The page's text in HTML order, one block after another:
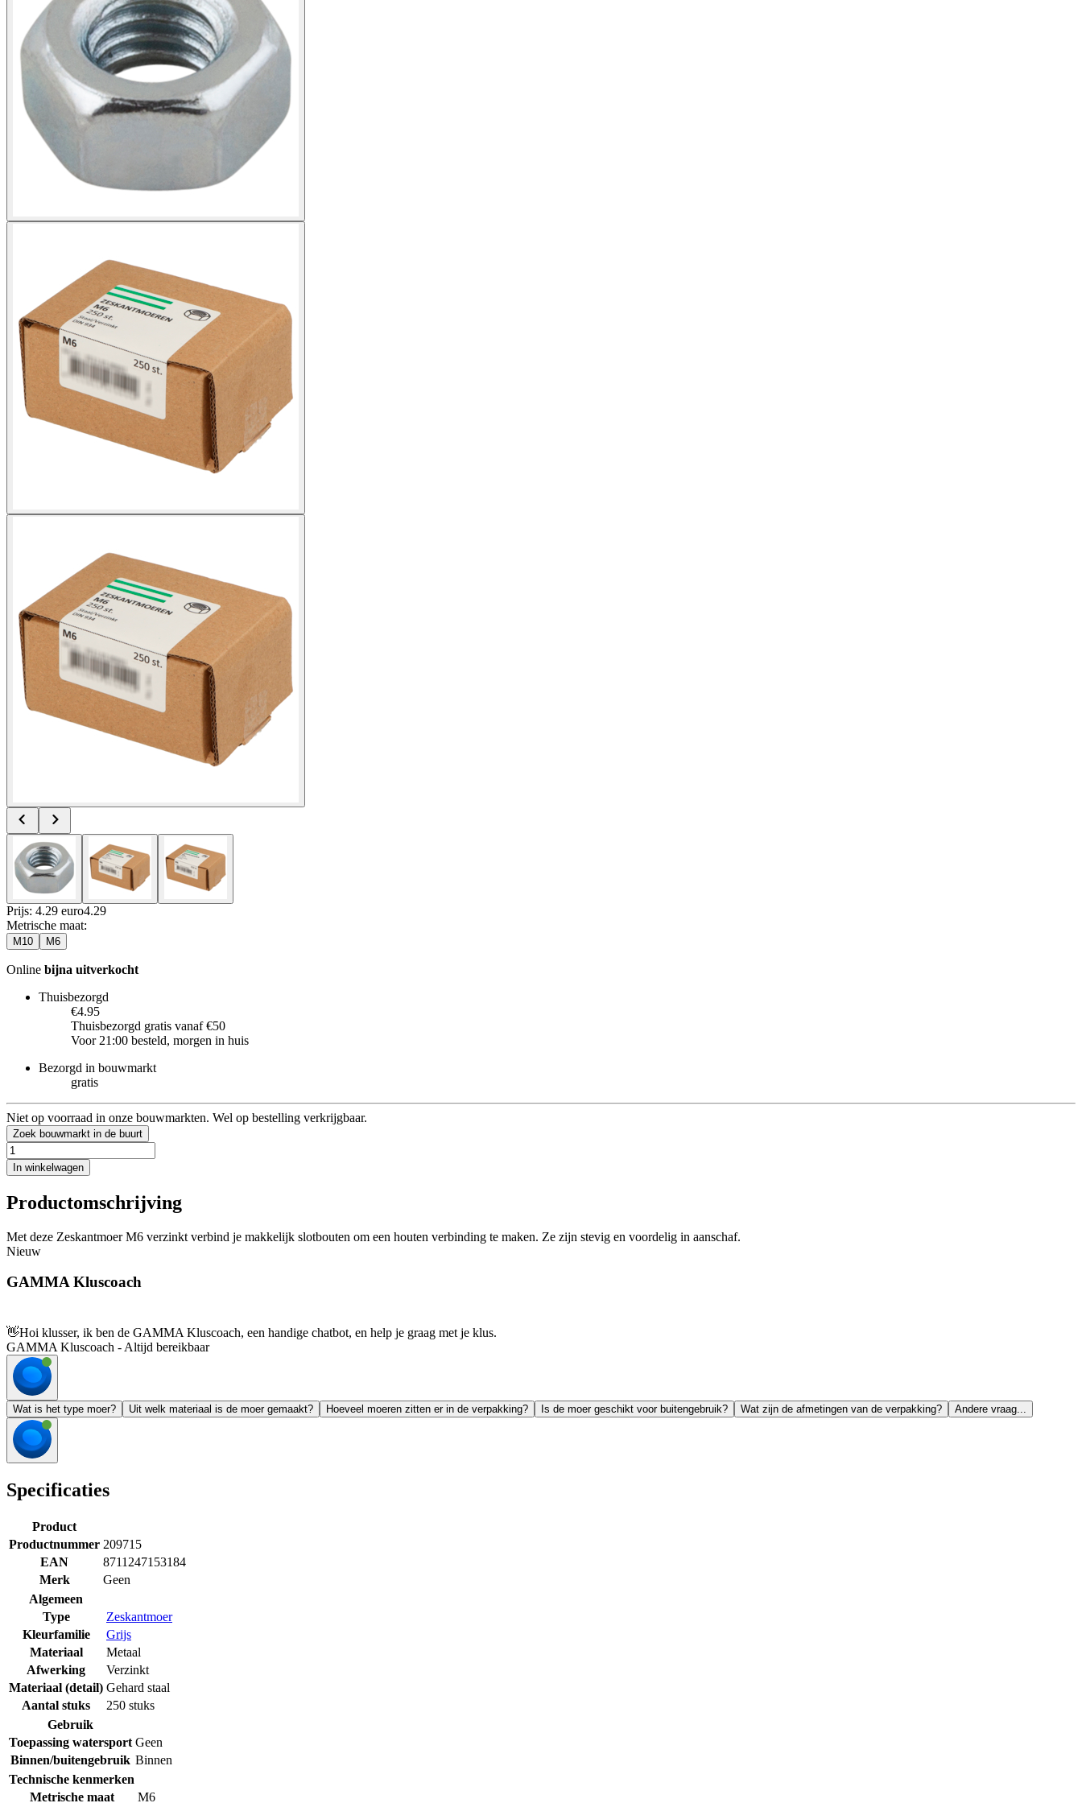
Prijs: 4.29 euro4.29
Metrische maat:
M10 M6
Online bijna uitverkocht
Thuisbezorgd
€4.95
Thuisbezorgd gratis vanaf €50
Voor 21:00 besteld, morgen in huis
Bezorgd in bouwmarkt
gratis
Niet op voorraad in onze bouwmarkten. Wel op bestelling verkrijgbaar.
Zoek bouwmarkt in de buurt
In winkelwagen
Productomschrijving
Met deze Zeskantmoer M6 verzinkt verbind je makkelijk slotbouten om een houten verbinding te maken. Ze zijn stevig en voordelig in aanschaf.
Nieuw
GAMMA Kluscoach
👋Hoi klusser, ik ben de GAMMA Kluscoach, een handige chatbot, en help je graag met je klus.
GAMMA Kluscoach - Altijd bereikbaar
Wat is het type moer? Uit welk materiaal is de moer gemaakt? Hoeveel moeren zitten er in de verpakking? Is de moer geschikt voor buitengebruik? Wat zijn de afmetingen van de verpakking? Andere vraag...
Specificaties
Product
Productnummer 209715
EAN
8711247153184
Merk
Geen
Algemeen
Type
Zeskantmoer
Kleurfamilie
Grijs
Materiaal
Metaal
Afwerking
Verzinkt
Materiaal (detail) Gehard staal
Aantal stuks
250 stuks
Gebruik
Toepassing watersport Geen
Binnen/buitengebruik Binnen
Technische kenmerken
Metrische maat
M6